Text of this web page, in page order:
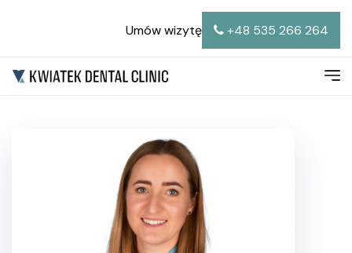
Umów wizytę +48 535 266 264